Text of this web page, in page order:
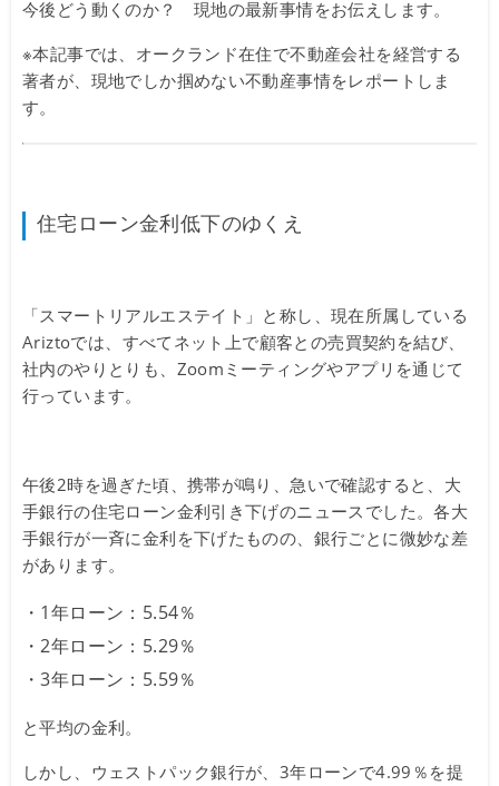
今後どう動くのか？ 現地の最新事情をお伝えします。
※本記事では、オークランド在住で不動産会社を経営する
著者が、現地でしか掴めない不動産事情をレポートしま
す。
住宅ローン金利低下のゆくえ
「スマートリアルエステイト」と称し、現在所属している
Ariztoでは、すべてネット上で顧客との売買契約を結び、
社内のやりとりも、Zoomミーティングやアプリを通じて
行っています。
午後2時を過ぎた頃、携帯が鳴り、急いで確認すると、大
手銀行の住宅ローン金利引き下げのニュースでした。各大
手銀行が一斉に金利を下げたものの、銀行ごとに微妙な差
があります。
・1年ローン：5.54％
・2年ローン：5.29％
・3年ローン：5.59％
と平均の金利。
しかし、ウェストパック銀行が、3年ローンで4.99％を提